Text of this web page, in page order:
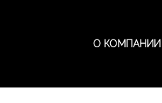
О КОМПАНИИ
О КОМПАНИИ